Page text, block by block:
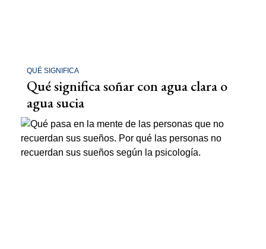
QUÉ SIGNIFICA
Qué significa soñar con agua clara o
agua sucia